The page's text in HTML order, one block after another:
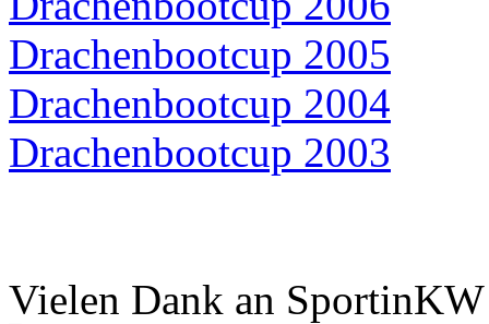
Drachenbootcup 2005
Drachenbootcup 2004
Drachenbootcup 2003
Vielen Dank an SportinKW